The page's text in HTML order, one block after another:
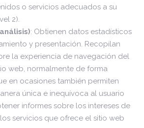
o servicios adecuados a su
2).
: Obtienen datos estadísticos
y presentación. Recopilan
la experiencia de navegación del
web, normalmente de forma
en ocasiones también permiten
única e inequívoca al usuario
informes sobre los intereses de
servicios que ofrece el sitio web